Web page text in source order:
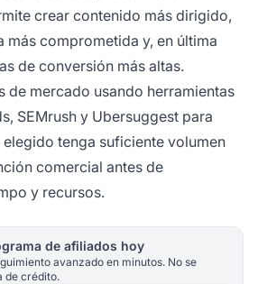
crear contenido más dirigido,
más comprometida y, en última
de conversión más altas.
de mercado usando herramientas
SEMrush y Ubersuggest para
tenga suficiente volumen
comercial antes de
y recursos.
de afiliados hoy
avanzado en minutos. No se
de crédito.